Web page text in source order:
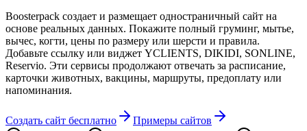
Boosterpack создает и размещает одностраничный сайт на
основе реальных данных. Покажите полный груминг, мытье,
вычес, когти, цены по размеру или шерсти и правила.
Добавьте ссылку или виджет YCLIENTS, DIKIDI, SONLINE,
Reservio. Эти сервисы продолжают отвечать за расписание,
карточки животных, вакцины, маршруты, предоплату или
напоминания.
Создать сайт бесплатно Примеры сайтов